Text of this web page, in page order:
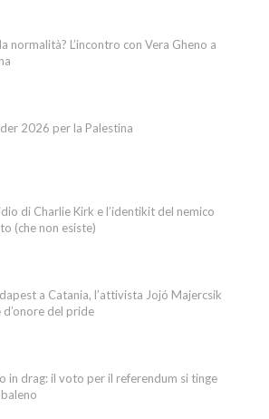
la normalità? L’incontro con Vera Gheno a
2026 per la Palestina
di Charlie Kirk e l’identikit del nemico
(che non esiste)
a Catania, l’attivista Jojó Majercsik
d’onore del pride
in drag: il voto per il referendum si tinge